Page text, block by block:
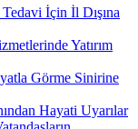
İçin İl Dışına
Yatırım
Görme Sinirine
Hayati Uyarılar